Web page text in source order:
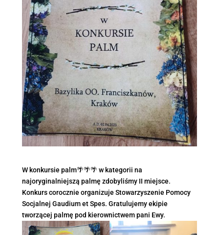
W konkursie palm🌴🌴🌴 w kategorii na
najoryginalniejszą palmę zdobyliśmy II miejsce.
Konkurs corocznie organizuje Stowarzyszenie Pomocy
Socjalnej Gaudium et Spes. Gratulujemy ekipie
tworzącej palmę pod kierownictwem pani Ewy.